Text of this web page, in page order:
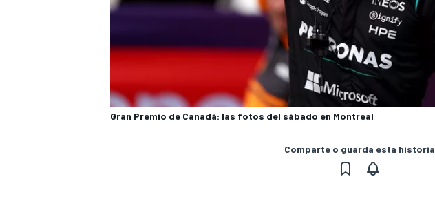
Gran Premio de Canadá: las fotos del sábado en Montreal
Comparte o guarda esta historia